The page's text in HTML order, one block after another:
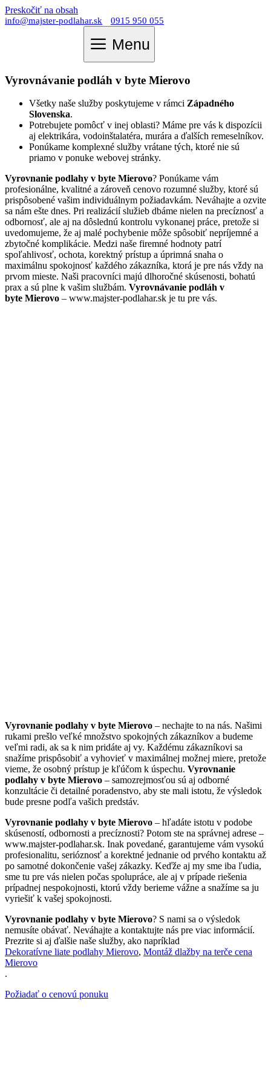
Preskočiť na obsah
info@majster-podlahar.sk 0915 950 055
Menu
Vyrovnávanie podláh v byte Mierovo
Všetky naše služby poskytujeme v rámci Západného
Slovenska.
Potrebujete pomôcť v inej oblasti? Máme pre vás k dispozícii
aj elektrikára, vodoinštalatéra, murára a ďalších remeselníkov.
Ponúkame komplexné služby vrátane tých, ktoré nie sú
priamo v ponuke webovej stránky.
Vyrovnanie podlahy v byte Mierovo? Ponúkame vám
profesionálne, kvalitné a zároveň cenovo rozumné služby, ktoré sú
prispôsobené vašim individuálnym požiadavkám. Neváhajte a ozvite
sa nám ešte dnes. Pri realizácií služieb dbáme nielen na precíznosť a
odbornosť, ale aj na dôslednú kontrolu vykonanej práce, pretože si
uvedomujeme, že aj malé pochybenie môže spôsobiť nepríjemné a
zbytočné komplikácie. Medzi naše firemné hodnoty patrí
spoľahlivosť, ochota, korektný prístup a úprimná snaha o
maximálnu spokojnosť každého zákazníka, ktorá je pre nás vždy na
prvom mieste. Naši pracovníci majú dlhoročné skúsenosti, bohatú
prax a sú plne k vašim službám. Vyrovnávanie podláh v
byte Mierovo – www.majster-podlahar.sk je tu pre vás.
Vyrovnanie podlahy v byte Mierovo – nechajte to na nás. Našimi
rukami prešlo veľké množstvo spokojných zákazníkov a budeme
veľmi radi, ak sa k nim pridáte aj vy. Každému zákazníkovi sa
snažíme prispôsobiť a vyhovieť v maximálnej možnej miere, pretože
vieme, že osobný prístup je kľúčom k úspechu. Vyrovnanie
podlahy v byte Mierovo – samozrejmosťou sú aj odborné
konzultácie či detailné poradenstvo, aby ste mali istotu, že výsledok
bude presne podľa vašich predstáv.
Vyrovnanie podlahy v byte Mierovo – hľadáte istotu v podobe
skúseností, odbornosti a precíznosti? Potom ste na správnej adrese –
www.majster-podlahar.sk. Inak povedané, garantujeme vám vysokú
profesionalitu, serióznosť a korektné jednanie od prvého kontaktu až
po samotné dokončenie vašej zákazky. Keďže aj my sme iba ľudia,
sme tu pre vás nielen počas spolupráce, ale aj v prípade riešenia
prípadnej nespokojnosti, ktorú vždy berieme vážne a snažíme sa ju
vyriešiť k vašej spokojnosti.
Vyrovnanie podlahy v byte Mierovo? S nami sa o výsledok
nemusíte obávať. Neváhajte a kontaktujte nás pre viac informácií.
Prezrite si aj ďalšie naše služby, ako napríklad
Dekoratívne liate podlahy Mierovo, Montáž dlažby na terče cena
Mierovo
.
Požiadať o cenovú ponuku